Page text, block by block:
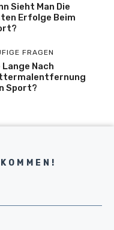
Sieht Man Die
Erfolge Beim
FRAGEN
Lange Nach
Sport?